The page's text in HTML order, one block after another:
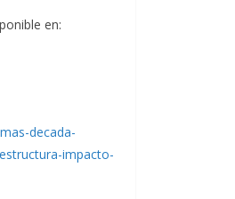
en:
decada-
impacto-